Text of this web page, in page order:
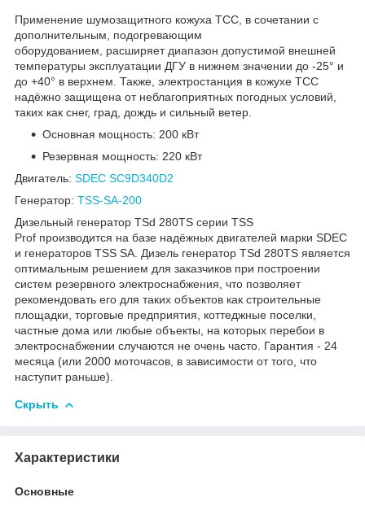
Применение шумозащитного кожуха ТСС, в сочетании с
дополнительным, подогревающим
оборудованием, расширяет диапазон допустимой внешней
температуры эксплуатации ДГУ в нижнем значении до -25° и
до +40° в верхнем. Также, электростанция в кожухе ТСС
надёжно защищена от неблагоприятных погодных условий,
таких как снег, град, дождь и сильный ветер.
Основная мощность: 200 кВт
Резервная мощность: 220 кВт
Двигатель: SDEC SC9D340D2
Генератор: TSS-SA-200
Дизельный генератор TSd 280TS серии TSS
Prof производится на базе надёжных двигателей марки SDEC
и генераторов TSS SA. Дизель генератор TSd 280TS является
оптимальным решением для заказчиков при построении
систем резервного электроснабжения, что позволяет
рекомендовать его для таких объектов как строительные
площадки, торговые предприятия, коттеджные поселки,
частные дома или любые объекты, на которых перебои в
электроснабжении случаются не очень часто. Гарантия - 24
месяца (или 2000 моточасов, в зависимости от того, что
наступит раньше).
Скрыть
Характеристики
Основные